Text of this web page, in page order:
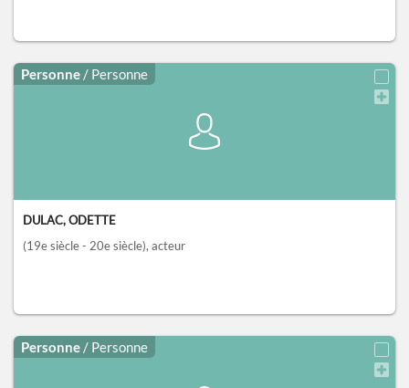
Personne / Personne
DULAC, ODETTE
(19e siècle - 20e siècle), acteur
Personne / Personne